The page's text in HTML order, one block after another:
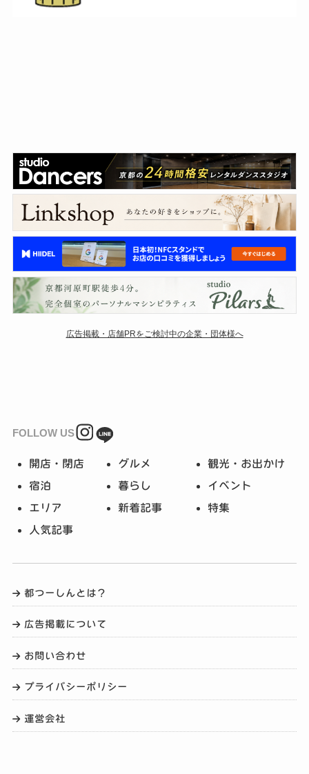
広告掲載・店舗PRをご検討中の企業・団体様へ
FOLLOW US
開店・閉店 グルメ 観光・お出かけ
宿泊 暮らし イベント
エリア 新着記事 特集
人気記事
都つーしんとは？
広告掲載について
お問い合わせ
プライバシーポリシー
運営会社